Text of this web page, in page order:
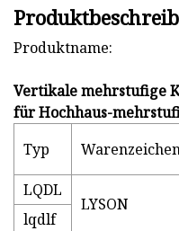
Produktname:
Vertikale mehrstufige
für Hochhaus-
Typ
LQDL
LYSON
lqdlf